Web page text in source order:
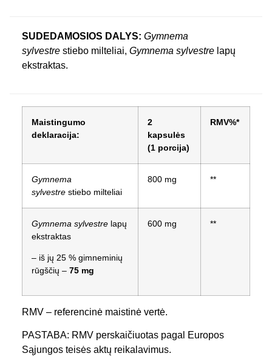
SUDEDAMOSIOS DALYS: Gymnema
sylvestre stiebo milteliai, Gymnema sylvestre lapų
ekstraktas.
Maistingumo
deklaracija:
2
kapsulės
(1 porcija)
RMV%*
Gymnema
sylvestre stiebo milteliai
800 mg **
Gymnema sylvestre lapų
ekstraktas
– iš jų 25 % gimneminių
rūgščių – 75 mg
600 mg **
RMV – referencinė maistinė vertė.
PASTABA: RMV perskaičiuotas pagal Europos
Sąjungos teisės aktų reikalavimus.